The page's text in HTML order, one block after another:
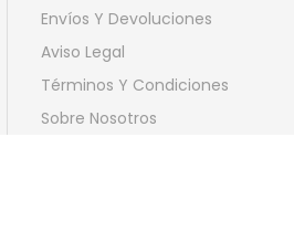
Envíos Y Devoluciones
Aviso Legal
Términos Y Condiciones
Sobre Nosotros